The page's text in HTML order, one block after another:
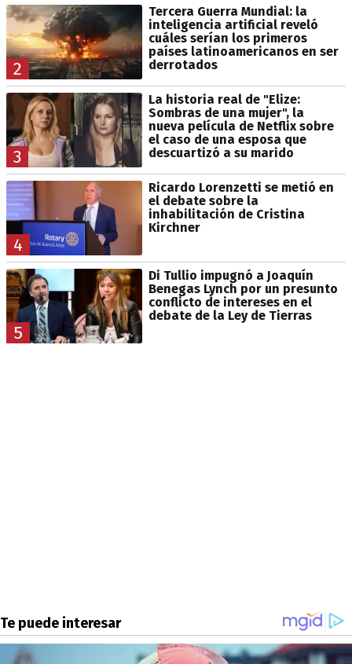
2
Tercera Guerra Mundial: la
inteligencia artificial reveló
cuáles serían los primeros
países latinoamericanos en ser
derrotados
3
La historia real de "Elize:
Sombras de una mujer", la
nueva película de Netflix sobre
el caso de una esposa que
descuartizó a su marido
4
Ricardo Lorenzetti se metió en
el debate sobre la
inhabilitación de Cristina
Kirchner
5
Di Tullio impugnó a Joaquín
Benegas Lynch por un presunto
conflicto de intereses en el
debate de la Ley de Tierras